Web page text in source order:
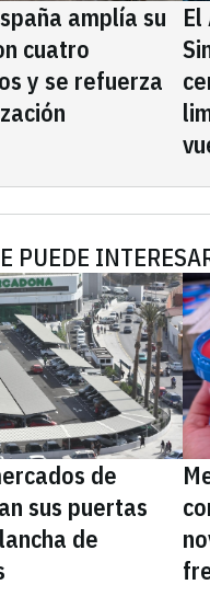
amplía su
cuatro
y se refuerza
PUEDE
de
sus puertas
de